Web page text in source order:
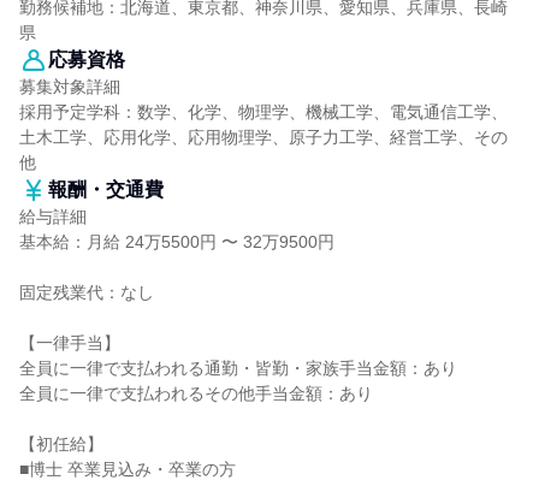
勤務候補地：北海道、東京都、神奈川県、愛知県、兵庫県、長崎
県
応募資格
募集対象詳細
採用予定学科：数学、化学、物理学、機械工学、電気通信工学、
土木工学、応用化学、応用物理学、原子力工学、経営工学、その
他
報酬・交通費
給与詳細
基本給：月給 24万5500円 〜 32万9500円
固定残業代：なし
【一律手当】
全員に一律で支払われる通勤・皆勤・家族手当金額：あり
全員に一律で支払われるその他手当金額：あり
【初任給】
■博士 卒業見込み・卒業の方